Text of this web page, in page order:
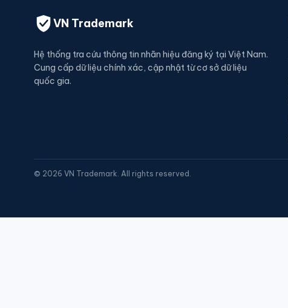
VN Trademark
Hệ thống tra cứu thông tin nhãn hiệu đăng ký tại Việt Nam.
Cung cấp dữ liệu chính xác, cập nhật từ cơ sở dữ liệu
quốc gia.
© 2026 VN Trademark. All rights reserved.